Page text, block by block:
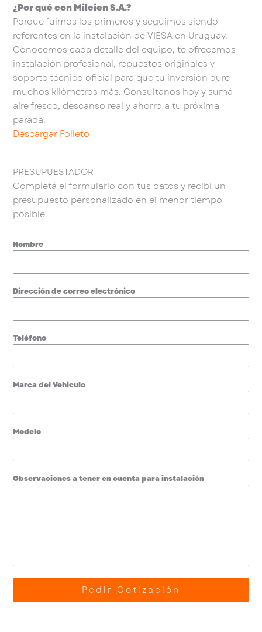
¿Por qué con Milcien S.A.?
Porque fuimos los primeros y seguimos siendo
referentes en la instalación de VIESA en Uruguay.
Conocemos cada detalle del equipo, te ofrecemos
instalación profesional, repuestos originales y
soporte técnico oficial para que tu inversión dure
muchos kilómetros más. Consultanos hoy y sumá
aire fresco, descanso real y ahorro a tu próxima
parada.
Descargar Folleto
PRESUPUESTADOR
Completá el formulario con tus datos y recibí un
presupuesto personalizado en el menor tiempo
posible.
Nombre
Dirección de correo electrónico
Teléfono
Marca del Vehiculo
Modelo
Observaciones a tener en cuenta para instalación
Pedir Cotización